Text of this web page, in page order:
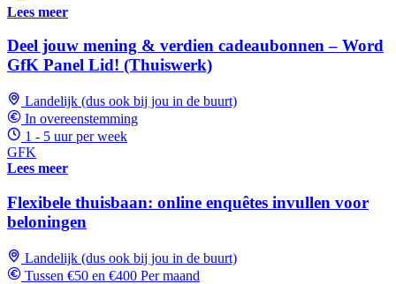
Lees meer
Deel jouw mening & verdien cadeaubonnen – Word
GfK Panel Lid! (Thuiswerk)
Landelijk (dus ook bij jou in de buurt)
In overeenstemming
1 - 5 uur per week
GFK
Lees meer
Flexibele thuisbaan: online enquêtes invullen voor
beloningen
Landelijk (dus ook bij jou in de buurt)
Tussen €50 en €400 Per maand